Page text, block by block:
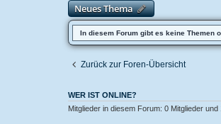
Neues Thema
In diesem Forum gibt es keine Themen
Zurück zur Foren-Übersicht
WER IST ONLINE?
Mitglieder in diesem Forum: 0 Mitglieder und